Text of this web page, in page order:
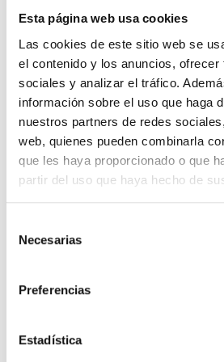
Esta página web usa cookies
Las cookies de este sitio web se
el contenido y los anuncios, ofrecer
sociales y analizar el tráfico.
información sobre el uso que haga
nuestros partners de redes
web, quienes pueden combinarla
que les haya proporcionado o que
partir del uso que haya hecho de
Necesarias
Preferencias
Estadística
natural
Muebles de baño vintage y
neoclásicos
Muebles de baño Salgar
Muebles de baño fondo
reducido
Muebles de baño
Auxiliares de baño
Espejos